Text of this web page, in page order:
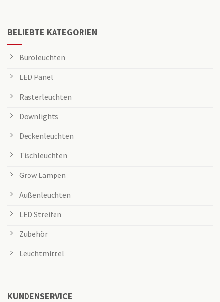
BELIEBTE KATEGORIEN
Büroleuchten
LED Panel
Rasterleuchten
Downlights
Deckenleuchten
Tischleuchten
Grow Lampen
Außenleuchten
LED Streifen
Zubehör
Leuchtmittel
KUNDENSERVICE